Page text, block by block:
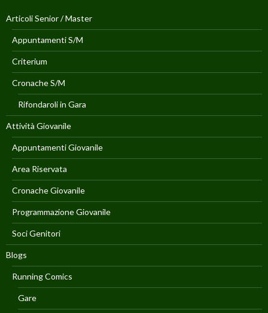
Articoli Senior / Master
Appuntamenti S/M
Criterium
Cronache S/M
Rifondaroli in Gara
Attività Giovanile
Appuntamenti Giovanile
Area Riservata
Cronache Giovanile
Programmazione Giovanile
Soci Genitori
Blogs
Running Comics
Gare